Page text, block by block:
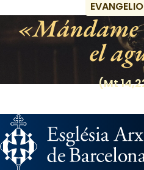
Mándame
el
(Mt